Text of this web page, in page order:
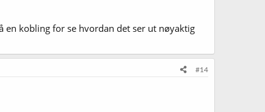
en kobling for se hvordan det ser ut nøyaktig
#14